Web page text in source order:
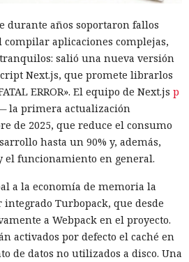
durante años soportaron fallos
compilar aplicaciones complejas,
salió una nueva versión
Next.js, que promete librarlos
ERROR». El equipo de Next.js p
la primera actualización
de 2025, que reduce el consumo
hasta un 90% y, además,
el funcionamiento en general.
a la economía de memoria la
Turbopack, que desde
a Webpack en el proyecto.
activados por defecto el caché en
de datos no utilizados a disco. Una